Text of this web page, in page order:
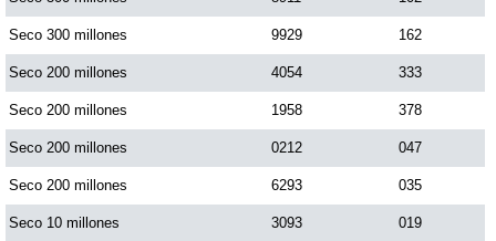
Seco 300 millones 9929 162
Seco 200 millones 4054 333
Seco 200 millones 1958 378
Seco 200 millones 0212 047
Seco 200 millones 6293 035
Seco 10 millones 3093 019